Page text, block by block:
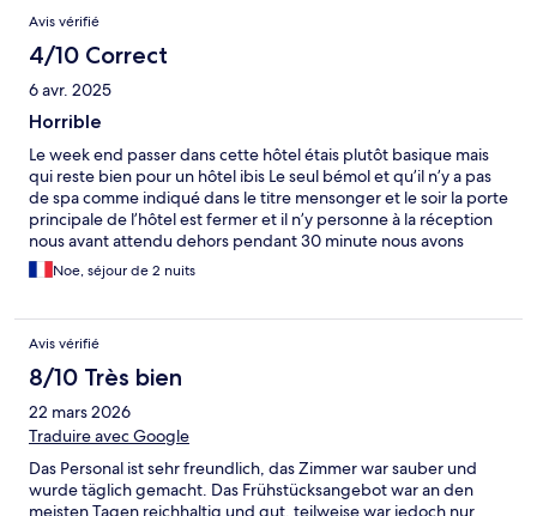
Avis vérifié
4/10 Correct
6 avr. 2025
Horrible
Le week end passer dans cette hôtel étais plutôt basique mais
qui reste bien pour un hôtel ibis Le seul bémol et qu’il n’y a pas
de spa comme indiqué dans le titre mensonger et le soir la porte
principale de l’hôtel est fermer et il n’y personne à la réception
nous avant attendu dehors pendant 30 minute nous avons
sonné appelé l’hôtel avant que quelqu’un vienne nous ouvrir
franchement c’est inadmissible !
Noe, séjour de 2 nuits
Avis vérifié
8/10 Très bien
22 mars 2026
Traduire avec Google
Das Personal ist sehr freundlich, das Zimmer war sauber und
wurde täglich gemacht. Das Frühstücksangebot war an den
meisten Tagen reichhaltig und gut, teilweise war jedoch nur